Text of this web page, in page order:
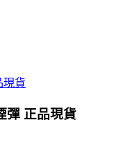
彈 正品現貨